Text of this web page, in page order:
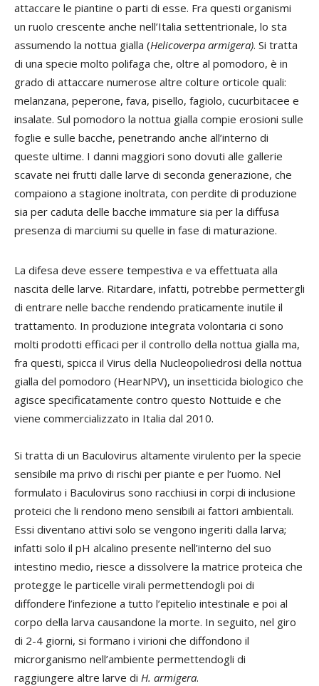
attaccare le piantine o parti di esse. Fra questi organismi
un ruolo crescente anche nell’Italia settentrionale, lo sta
assumendo la nottua gialla (Helicoverpa armigera). Si tratta
di una specie molto polifaga che, oltre al pomodoro, è in
grado di attaccare numerose altre colture orticole quali:
melanzana, peperone, fava, pisello, fagiolo, cucurbitacee e
insalate. Sul pomodoro la nottua gialla compie erosioni sulle
foglie e sulle bacche, penetrando anche all’interno di
queste ultime. I danni maggiori sono dovuti alle gallerie
scavate nei frutti dalle larve di seconda generazione, che
compaiono a stagione inoltrata, con perdite di produzione
sia per caduta delle bacche immature sia per la diffusa
presenza di marciumi su quelle in fase di maturazione.
La difesa deve essere tempestiva e va effettuata alla
nascita delle larve. Ritardare, infatti, potrebbe permettergli
di entrare nelle bacche rendendo praticamente inutile il
trattamento. In produzione integrata volontaria ci sono
molti prodotti efficaci per il controllo della nottua gialla ma,
fra questi, spicca il Virus della Nucleopoliedrosi della nottua
gialla del pomodoro (HearNPV), un insetticida biologico che
agisce specificatamente contro questo Nottuide e che
viene commercializzato in Italia dal 2010.
Si tratta di un Baculovirus altamente virulento per la specie
sensibile ma privo di rischi per piante e per l’uomo. Nel
formulato i Baculovirus sono racchiusi in corpi di inclusione
proteici che li rendono meno sensibili ai fattori ambientali.
Essi diventano attivi solo se vengono ingeriti dalla larva;
infatti solo il pH alcalino presente nell’interno del suo
intestino medio, riesce a dissolvere la matrice proteica che
protegge le particelle virali permettendogli poi di
diffondere l’infezione a tutto l’epitelio intestinale e poi al
corpo della larva causandone la morte. In seguito, nel giro
di 2-4 giorni, si formano i virioni che diffondono il
microrganismo nell’ambiente permettendogli di
raggiungere altre larve di H. armigera.